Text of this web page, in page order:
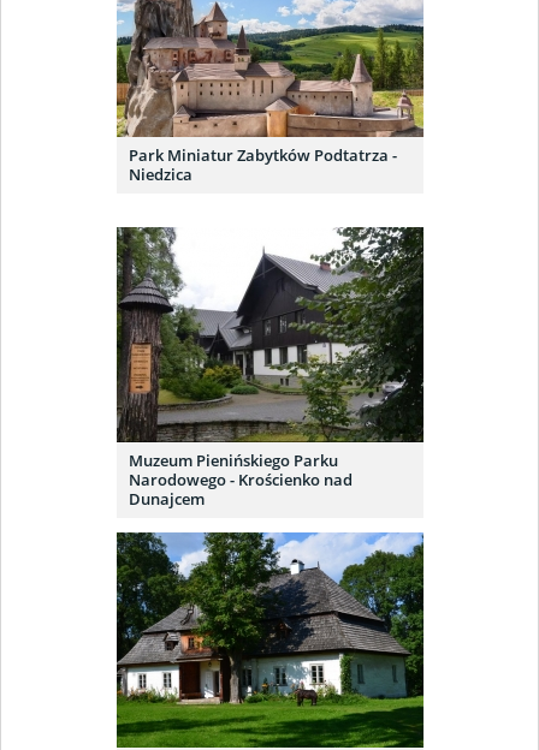
Park Miniatur Zabytków Podtatrza -
Niedzica
Muzeum Pienińskiego Parku
Narodowego - Krościenko nad
Dunajcem